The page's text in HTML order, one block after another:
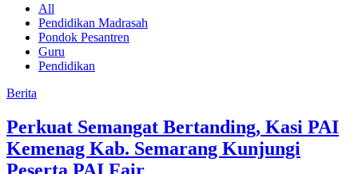
All
Pendidikan Madrasah
Pondok Pesantren
Guru
Pendidikan
Berita
Perkuat Semangat Bertanding, Kasi PAI
Kemenag Kab. Semarang Kunjungi
Peserta PAI Fair